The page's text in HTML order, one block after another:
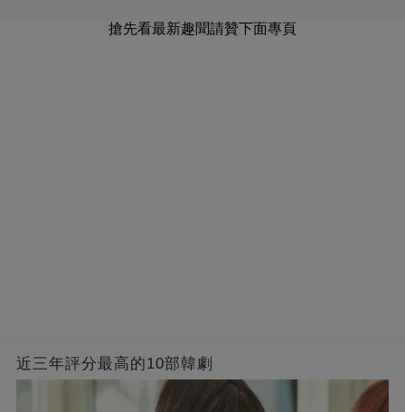
搶先看最新趣聞請贊下面專頁
近三年評分最高的10部韓劇